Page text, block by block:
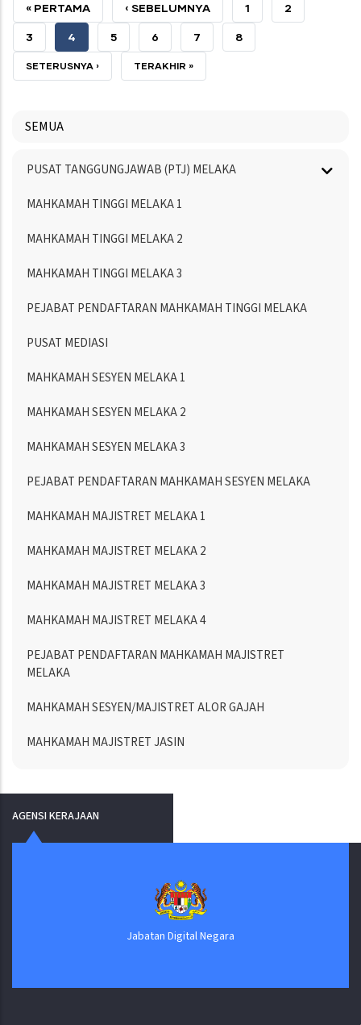
PERTAMA
HALAMAN
« PERTAMA
SEBELUMNYA
HALAMAN
‹ SEBELUMNYA HALAMAN
1 HALAMAN
2
HALAMAN
3
SEMASA
HALAMAN
4 HALAMAN
5 HALAMAN
6 HALAMAN
7 HALAMAN
8
SETERUSNYA
SETERUSNYA › TERAKHIR
TERAKHIR »
SEMUA
Menu
PUSAT TANGGUNGJAWAB (PTJ) MELAKA
MAHKAMAH TINGGI MELAKA 1
MAHKAMAH TINGGI MELAKA 2
MAHKAMAH TINGGI MELAKA 3
PEJABAT PENDAFTARAN MAHKAMAH TINGGI MELAKA
PUSAT MEDIASI
MAHKAMAH SESYEN MELAKA 1
MAHKAMAH SESYEN MELAKA 2
MAHKAMAH SESYEN MELAKA 3
PEJABAT PENDAFTARAN MAHKAMAH SESYEN MELAKA
MAHKAMAH MAJISTRET MELAKA 1
MAHKAMAH MAJISTRET MELAKA 2
MAHKAMAH MAJISTRET MELAKA 3
MAHKAMAH MAJISTRET MELAKA 4
PEJABAT PENDAFTARAN MAHKAMAH MAJISTRET
MELAKA
MAHKAMAH SESYEN/MAJISTRET ALOR GAJAH
MAHKAMAH MAJISTRET JASIN
AGENSI KERAJAAN
Jabatan Digital Negara